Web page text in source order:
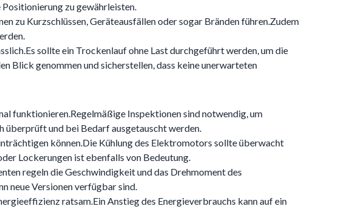
Positionierung zu gewährleisten.
zu Kurzschlüssen, Geräteausfällen oder sogar Bränden führen.Zudem
sollte ein Trockenlauf ohne Last durchgeführt werden, um die
Blick genommen und sicherstellen, dass keine unerwarteten
funktionieren.Regelmäßige Inspektionen sind notwendig, um
überprüft und bei Bedarf ausgetauscht werden.
können.Die Kühlung des Elektromotors sollte überwacht
Lockerungen ist ebenfalls von Bedeutung.
regeln die Geschwindigkeit und das Drehmoment des
neue Versionen verfügbar sind.
ratsam.Ein Anstieg des Energieverbrauchs kann auf ein